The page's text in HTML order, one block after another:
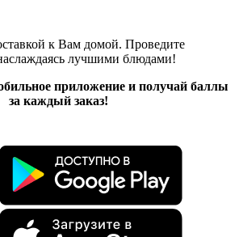
к Вам домой. Проведите
лучшими блюдами!
приложение и получай баллы
за каждый заказ!